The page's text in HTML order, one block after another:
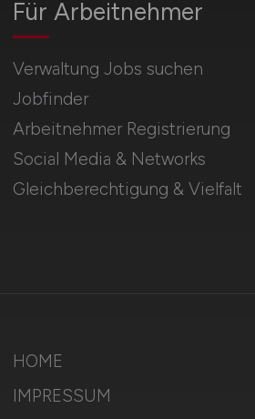
Für Arbeitnehmer
Verwaltung Jobs suchen
Jobfinder
Arbeitnehmer Registrierung
Social Media & Networks
Gleichberechtigung & Vielfalt
HOME
IMPRESSUM